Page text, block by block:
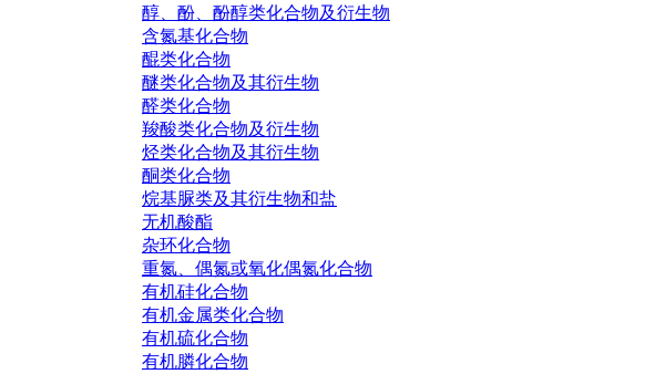
醇、酚、酚醇类化合物及衍生物
含氮基化合物
醌类化合物
醚类化合物及其衍生物
醛类化合物
羧酸类化合物及衍生物
烃类化合物及其衍生物
酮类化合物
烷基脲类及其衍生物和盐
无机酸酯
杂环化合物
重氮、偶氮或氧化偶氮化合物
有机硅化合物
有机金属类化合物
有机硫化合物
有机膦化合物